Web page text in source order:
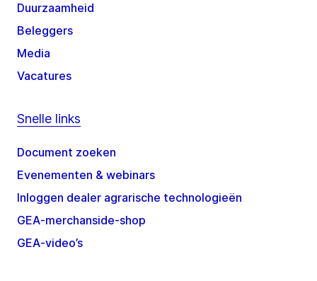
Duurzaamheid
Beleggers
Media
Vacatures
Snelle links
Document zoeken
Evenementen & webinars
Inloggen dealer agrarische technologieën
GEA-merchanside-shop
GEA-video’s